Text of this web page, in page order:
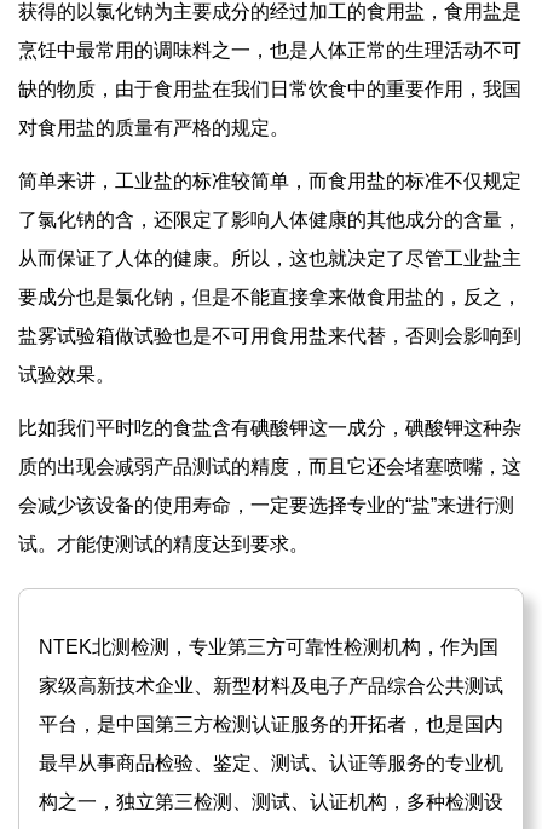
获得的以氯化钠为主要成分的经过加工的食用盐，食用盐是
烹饪中最常用的调味料之一，也是人体正常的生理活动不可
缺的物质，由于食用盐在我们日常饮食中的重要作用，我国
对食用盐的质量有严格的规定。
简单来讲，工业盐的标准较简单，而食用盐的标准不仅规定
了氯化钠的含，还限定了影响人体健康的其他成分的含量，
从而保证了人体的健康。所以，这也就决定了尽管工业盐主
要成分也是氯化钠，但是不能直接拿来做食用盐的，反之，
盐雾试验箱做试验也是不可用食用盐来代替，否则会影响到
试验效果。
比如我们平时吃的食盐含有碘酸钾这一成分，碘酸钾这种杂
质的出现会减弱产品测试的精度，而且它还会堵塞喷嘴，这
会减少该设备的使用寿命，一定要选择专业的“盐”来进行测
试。才能使测试的精度达到要求。
NTEK北测检测，专业第三方可靠性检测机构，作为国
家级高新技术企业、新型材料及电子产品综合公共测试
平台，是中国第三方检测认证服务的开拓者，也是国内
最早从事商品检验、鉴定、测试、认证等服务的专业机
构之一，独立第三检测、测试、认证机构，多种检测设